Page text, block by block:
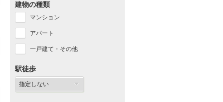
建物の種類
マンション
アパート
一戸建て・その他
駅徒歩